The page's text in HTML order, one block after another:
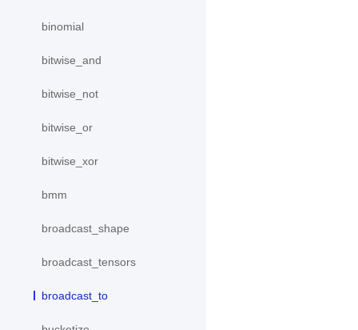
binomial
bitwise_and
bitwise_not
bitwise_or
bitwise_xor
bmm
broadcast_shape
broadcast_tensors
broadcast_to